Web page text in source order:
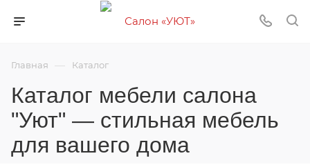
Главная — Каталог
Каталог мебели салона
"Уют" — стильная мебель
для вашего дома